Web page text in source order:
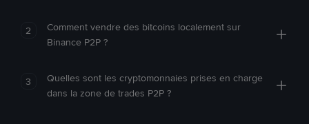
2
Comment vendre des bitcoins localement sur
Binance P2P ?
3
Quelles sont les cryptomonnaies prises en charge
dans la zone de trades P2P ?